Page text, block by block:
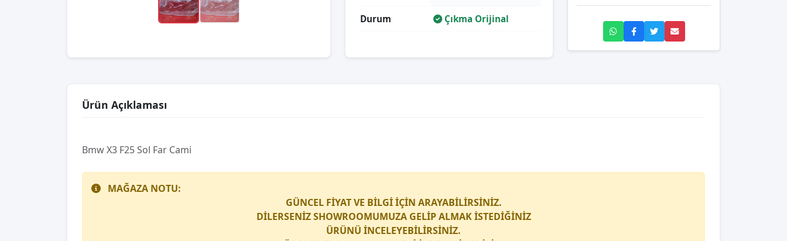
Durum Çıkma Orijinal
Ürün Açıklaması
Bmw X3 F25 Sol Far Cami
MAĞAZA NOTU:
GÜNCEL FİYAT VE BİLGİ İÇİN ARAYABİLİRSİNİZ.
DİLERSENİZ SHOWROOMUMUZA GELİP ALMAK İSTEDİĞİNİZ
ÜRÜNÜ İNCELEYEBİLİRSİNİZ.